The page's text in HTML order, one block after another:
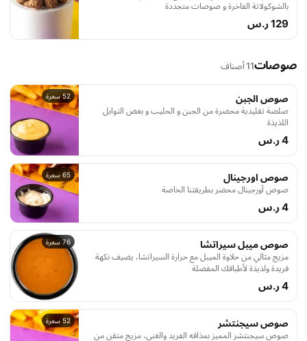
بالشوكولاتة الفاخرة و صوصات متجددة
129 ر.س
صوصات11 أصناف
52 سعرة صوص الجبن
صلصة تقليدية محضرة من الجبن و الحليب و بعض التوابل
اللذيذة
4 ر.س
65 سعرة صوص اورجينال
صوص أورجينال محضر بطريقتنا الخاصة
4 ر.س
76 سعرة صوص ميبل سيراتشا
مزيج مثالي من حلاوة الميبل مع حرارة السيراتشا، يضيف نكهة
فريدة ولذيذة لأطباقك المفضلة
4 ر.س
52 سعرة صوص سيجنتشر
صوص سيجنتشر المميز بمذاقه الفريد والغني، مزيج متقن من